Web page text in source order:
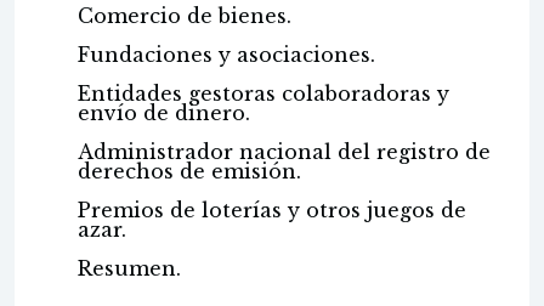
Comercio de bienes.
Fundaciones y asociaciones.
Entidades gestoras colaboradoras y
envío de dinero.
Administrador nacional del registro de
derechos de emisión.
Premios de loterías y otros juegos de
azar.
Resumen.